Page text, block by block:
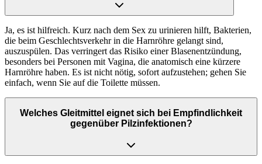
Ja, es ist hilfreich. Kurz nach dem Sex zu urinieren hilft, Bakterien,
die beim Geschlechtsverkehr in die Harnröhre gelangt sind,
auszuspülen. Das verringert das Risiko einer Blasenentzündung,
besonders bei Personen mit Vagina, die anatomisch eine kürzere
Harnröhre haben. Es ist nicht nötig, sofort aufzustehen; gehen Sie
einfach, wenn Sie auf die Toilette müssen.
Welches Gleitmittel eignet sich bei Empfindlichkeit
gegenüber Pilzinfektionen?